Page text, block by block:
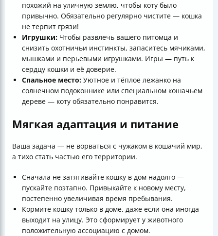
похожий на уличную землю, чтобы коту было
привычно. Обязательно регулярно чистите — кошка
не терпит грязи!
Игрушки: Чтобы развлечь вашего питомца и
снизить охотничьи инстинкты, запаситесь мячиками,
мышками и перьевыми игрушками. Игры — путь к
сердцу кошки и её доверие.
Спальное место: Уютное и тёплое лежанко на
солнечном подоконнике или специальном кошачьем
дереве — коту обязательно понравится.
Мягкая адаптация и питание
Ваша задача — не ворваться с чужаком в кошачий мир,
а тихо стать частью его территории.
Сначала не затягивайте кошку в дом надолго —
пускайте поэтапно. Привыкайте к новому месту,
постепенно увеличивая время пребывания.
Кормите кошку только в доме, даже если она иногда
выходит на улицу. Это сформирует у животного
положительную ассоциацию с домом.